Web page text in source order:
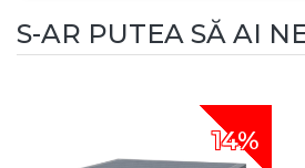
S-AR PUTEA SĂ AI
14%